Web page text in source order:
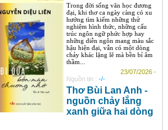
Trong đời sống văn học đương
đại, khi thơ ca ngày càng có xu
hướng tìm kiếm những thử
nghiệm hình thức, những cấu
trúc ngôn ngữ phức hợp hay
những diễn ngôn mang màu sắc
hậu hiện đại, vẫn có một dòng
chảy khác lặng lẽ mà bền bỉ âm
thầm...
23/07/2026 -
Nguồn tin : -/-
Thơ Bùi Lan Anh -
nguồn chảy lắng
xanh giữa hai dòng